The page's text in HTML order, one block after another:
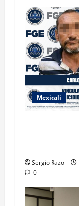
Mexicali
Sergio Razo
0